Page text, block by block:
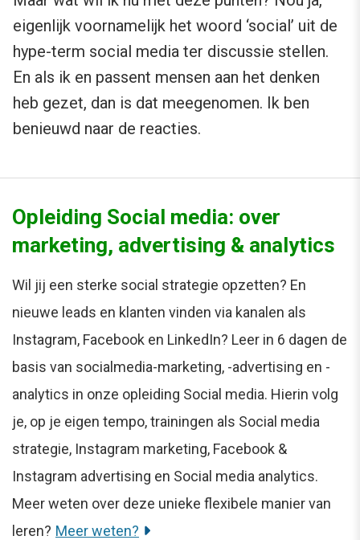
eigenlijk voornamelijk het woord ‘social’ uit de
hype-term social media ter discussie stellen.
En als ik en passent mensen aan het denken
heb gezet, dan is dat meegenomen. Ik ben
benieuwd naar de reacties.
Opleiding Social media: over
marketing, advertising & analytics
Wil jij een sterke social strategie opzetten? En
nieuwe leads en klanten vinden via kanalen als
Instagram, Facebook en LinkedIn? Leer in 6 dagen de
basis van socialmedia-marketing, -advertising en -
analytics in onze opleiding Social media. Hierin volg
je, op je eigen tempo, trainingen als Social media
strategie, Instagram marketing, Facebook &
Instagram advertising en Social media analytics.
Meer weten over deze unieke flexibele manier van
leren? Meer weten?